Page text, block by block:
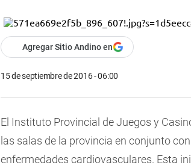
Agregar Sitio Andino en
15 de septiembre de 2016 - 06:00
El Instituto Provincial de Juegos y
las salas de la provincia en conjunto
enfermedades cardiovasculares. Esta